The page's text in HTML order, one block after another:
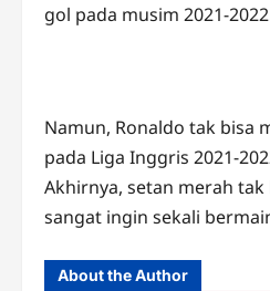
gol pada musim 2021-
Namun, Ronaldo tak bisa
pada Liga Inggris 2021-
Akhirnya, setan merah
sangat ingin sekali
About the Author